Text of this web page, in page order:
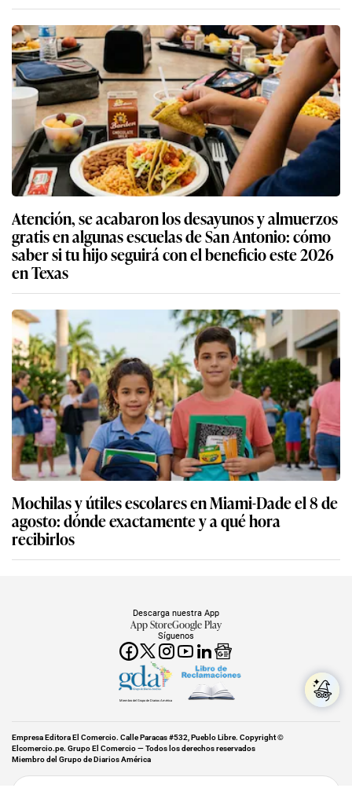
Atención, se acabaron los desayunos y almuerzos
gratis en algunas escuelas de San Antonio: cómo
saber si tu hijo seguirá con el beneficio este 2026
en Texas
Mochilas y útiles escolares en Miami-Dade el 8 de
agosto: dónde exactamente y a qué hora
recibirlos
Síguenos
Descarga nuestra App
App StoreGoogle Play
Miembro del Grupo de Diarios América
Empresa Editora El Comercio. Calle Paracas #532, Pueblo Libre. Copyright ©
Elcomercio.pe. Grupo El Comercio — Todos los derechos reservados
Miembro del Grupo de Diarios América